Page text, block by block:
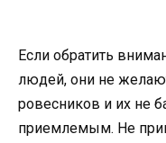
Если обратить
людей, они не
ровесников и их не
приемлемым. Не